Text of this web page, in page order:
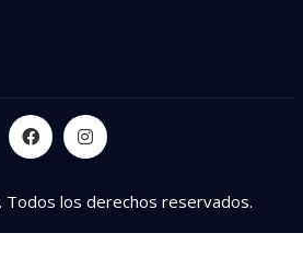
los derechos reservados.